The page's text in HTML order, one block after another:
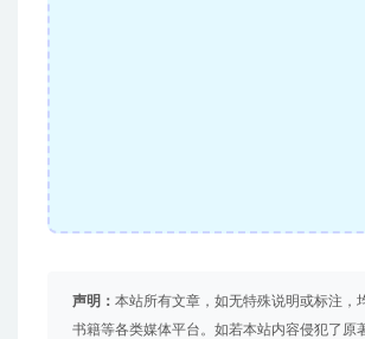
声明： 本站所有文章，如无特殊说明或标注，
书籍等各类媒体平台。如若本站内容侵犯了原